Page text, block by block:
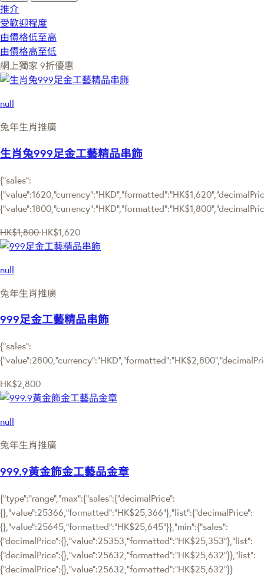
推介
受歡迎程度
由價格低至高
由價格高至低
網上獨家 9折優惠
null
兔年生肖推廣
生肖兔999足金工藝精品串飾
{"sales":
HK$1,800 HK$1,620
null
兔年生肖推廣
999足金工藝精品串飾
{"sales":
HK$2,800
null
兔年生肖推廣
999.9黃金飾金工藝品金章
{"type":"range","max":{"sales":{"decimalPrice":
{},"value":25366,"formatted":"HK$25,366"},"list":{"decimalPrice":
{},"value":25645,"formatted":"HK$25,645"}},"min":{"sales":
{"decimalPrice":{},"value":25353,"formatted":"HK$25,353"},"list":
{"decimalPrice":{},"value":25632,"formatted":"HK$25,632"}},"list":
{"decimalPrice":{},"value":25632,"formatted":"HK$25,632"}}